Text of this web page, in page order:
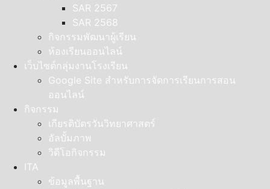
SAR 2567
SAR 2568
กิจกรรมพัฒนาผู้เรียน
ห้องเรียนออนไลน์
เว็บไซต์กลุ่มงานโรงเรียน
Google Site สำหรับการจัดการเรียนการสอน
ออนไลน์
กิจกรรม
เกียรติบัตรวันวิทยาศาสตร์
อัลบั้มภาพ
วิดีโอกิจกรรม
ITA
ข้อมูลพื้นฐาน